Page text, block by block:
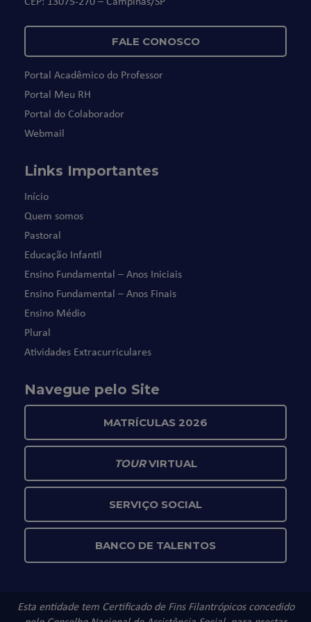
FALE CONOSCO
Portal Acadêmico do Professor
Portal Meu RH
Portal do Colaborador
Webmail
Links Importantes
Início
Quem somos
Pastoral
Educação Infantil
Ensino Fundamental – Anos Iniciais
Ensino Fundamental – Anos Finais
Ensino Médio
Plural
Atividades Extracurriculares
Navegue pelo Site
MATRÍCULAS 2026
TOURVIRTUAL
SERVIÇO SOCIAL
BANCO DE TALENTOS
Esta entidade tem Certificado de Fins Filantrópicos concedido